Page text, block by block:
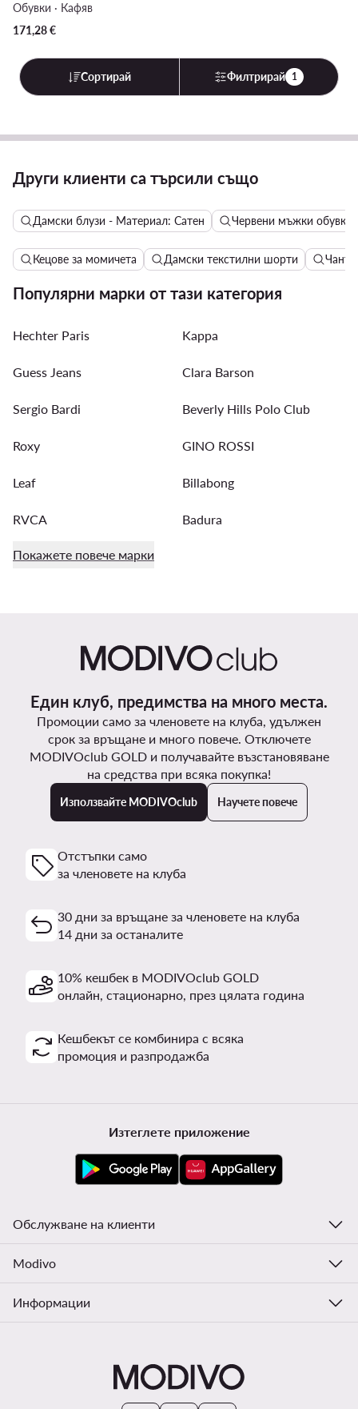
Обувки · Кафяв
171,28€
Сортирай Филтрирай 1
Други клиенти са търсили също
Дамски блузи - Материал: Сатен Червени мъжки обувки
Кецове за момичета Дамски текстилни шорти
Популярни марки от тази категория
Hechter Paris Kappa
Guess Jeans Clara Barson
Sergio Bardi Beverly Hills Polo Club
Roxy GINO ROSSI
Leaf Billabong
RVCA Badura
Покажете повече марки
Един клуб, предимства на много места.
Промоции само за членовете на клуба, удължен
срок за връщане и много повече. Отключете
MODIVOclub GOLD и получавайте възстановяване
на средства при всяка покупка!
Използвайте MODIVOclub Научете повече
Отстъпки само
за членовете на клуба
30 дни за връщане за членовете на клуба
14 дни за останалите
10% кешбек в MODIVOclub GOLD
онлайн, стационарно, през цялата година
Кешбекът се комбинира с всяка
промоция и разпродажба
Изтеглете приложение
Обслужване на клиенти
Modivo
Информации